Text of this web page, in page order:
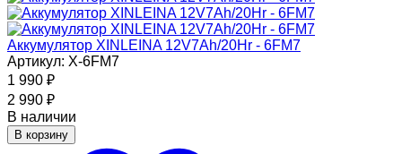
Аккумулятор XINLEINA 12V7Ah/20Hr - 6FM7
Артикул: X-6FM7
1 990 ₽
2 990 ₽
В наличии
В корзину